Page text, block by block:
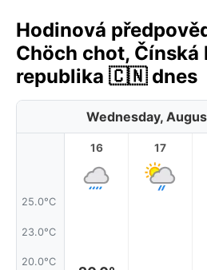
Hodinová
Chöch chot, Čínská
republika 🇨🇳 dnes
Wednesday,
25.0°C
23.0°C
20.0°C
16 17